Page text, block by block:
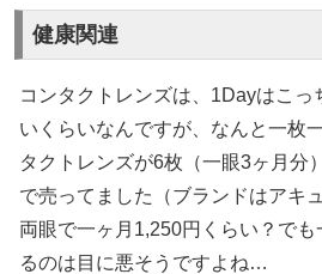
健康関連
コンタクトレンズは、1Dayはこっ
いくらいなんですが、なんと一枚
タクトレンズが6枚（一眼3ヶ月分
で売ってました（ブランドはアキ
両眼で一ヶ月1,250円くらい？で
るのは目に悪そうですよね…